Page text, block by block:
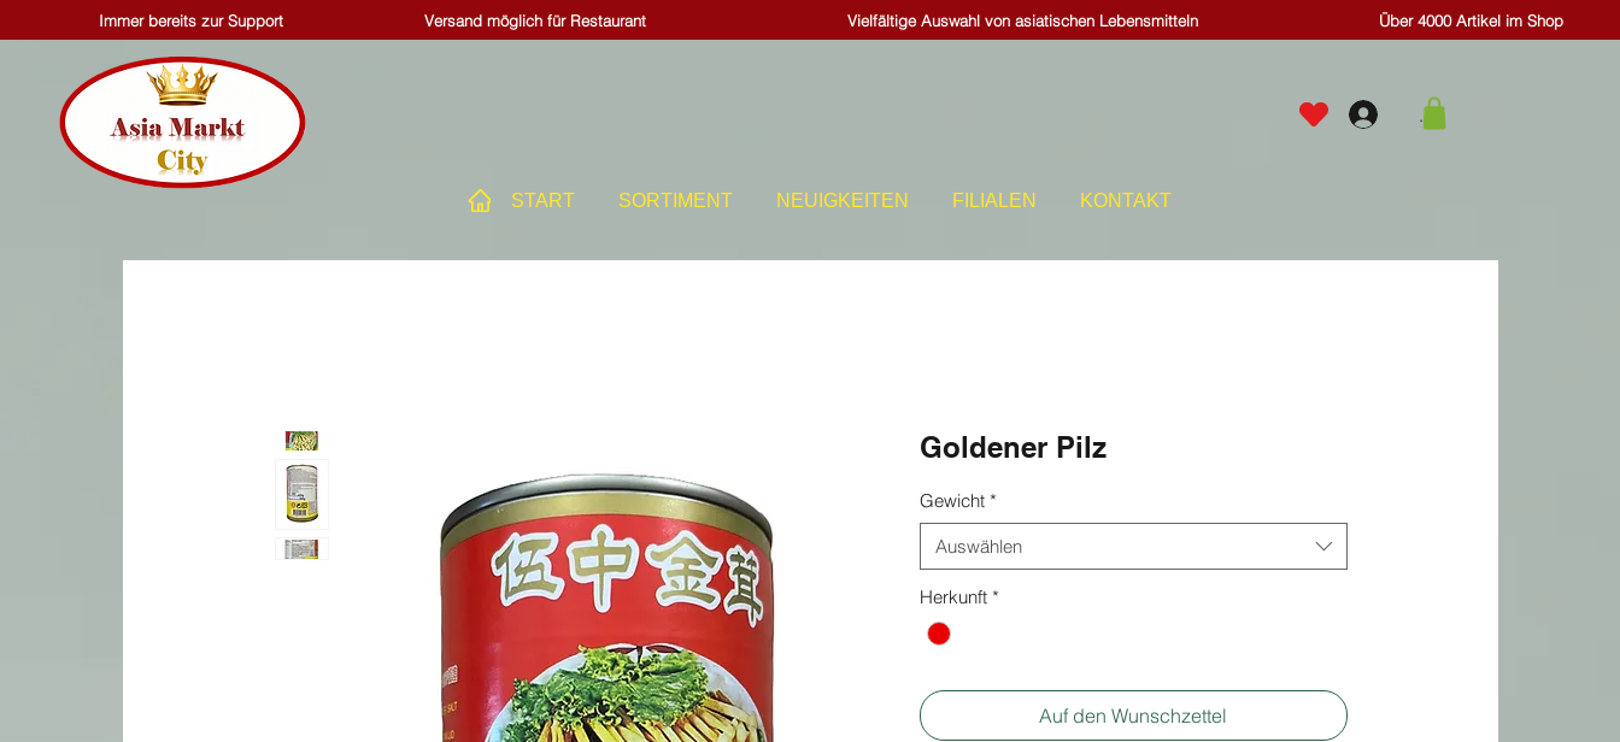
Immer bereits zur Support Versand möglich für Restaurant Vielfältige Auswahl von asiatischen Lebensmitteln Über 4000 Artikel im Shop
START SORTIMENT NEUIGKEITEN FILIALEN KONTAKT
.
Goldener Pilz
Gewicht *
Auswählen
Herkunft *
Auf den Wunschzettel